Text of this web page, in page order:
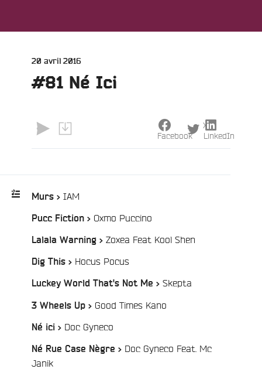
Publié
20 avril 2016
#81 Né Ici
Playlist
:
Murs > IAM
Pucc Fiction > Oxmo Puccino
Lalala Warning > Zoxea Feat Kool Shen
Dig This > Hocus Pocus/
Luckey World That's Not Me > Skepta
3 Wheels Up > Good Times Kano
Né ici > Doc Gyneco
Né Rue Case Nègre > Doc Gyneco Feat. Mc
Janik/
Facebook
X
LinkedIn